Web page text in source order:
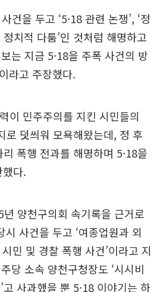
건을 두고 ‘5·18 관련 논쟁’, ‘정
치적 다툼’인 것처럼 해명하고
는 지금 5·18을 주폭 사건의 방
라고 주장했다.
이 민주주의를 지킨 시민들의
로 덧씌워 모욕해왔는데, 정 후
폭행 전과를 해명하며 5·18을
다.
양천구의회 속기록을 근거로
시 사건을 두고 ‘여종업원과 외
민 및 경찰 폭행 사건’이라고 지
당 소속 양천구청장도 ‘시시비
고 사과했을 뿐 5·18 이야기는 하